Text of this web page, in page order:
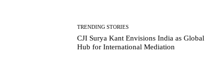
TRENDING STORIES
CJI Surya Kant Envisions India as Global
Hub for International Mediation